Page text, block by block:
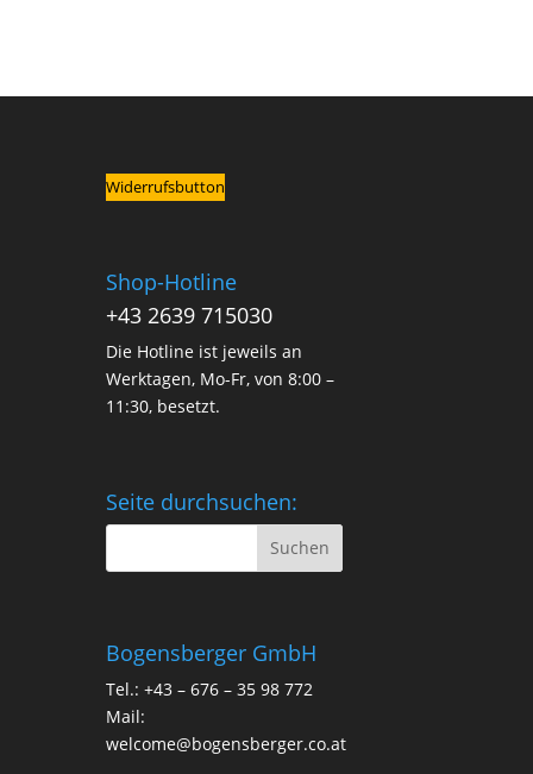
Widerrufsbutton
Shop-Hotline
+43 2639 715030
Die Hotline ist jeweils an
Werktagen, Mo-Fr, von 8:00 –
11:30, besetzt.
Seite durchsuchen:
Bogensberger GmbH
Tel.: +43 – 676 – 35 98 772
Mail:
welcome@bogensberger.co.at